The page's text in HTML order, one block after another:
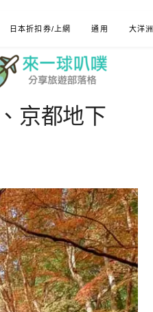
日本折扣券/上網 通用 大洋洲
京都地下